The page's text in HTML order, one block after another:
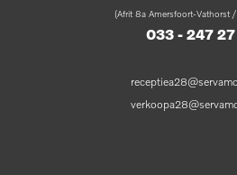
(Afrit 8a Amersfoort-Vathorst
033 - 247